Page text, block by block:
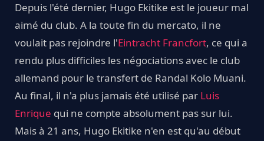
Depuis l'été dernier, Hugo Ekitike est le joueur mal
aimé du club. A la toute fin du mercato, il ne
voulait pas rejoindre l'Eintracht Francfort, ce qui a
rendu plus difficiles les négociations avec le club
allemand pour le transfert de Randal Kolo Muani.
Au final, il n'a plus jamais été utilisé par Luis
Enrique qui ne compte absolument pas sur lui.
Mais à 21 ans, Hugo Ekitike n'en est qu'au début